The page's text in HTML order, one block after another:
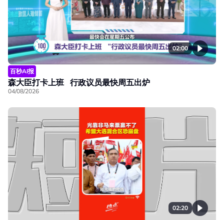
02:00
百秒AI报
森大臣打卡上班 行政议员最快周五出炉
04/08/2026
02:20